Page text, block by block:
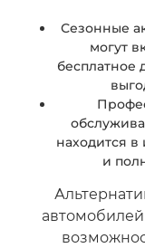
Сезонные
могут
бесплатное
находится
и